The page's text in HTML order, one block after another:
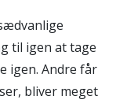
til igen at tage
igen. Andre får
bliver meget